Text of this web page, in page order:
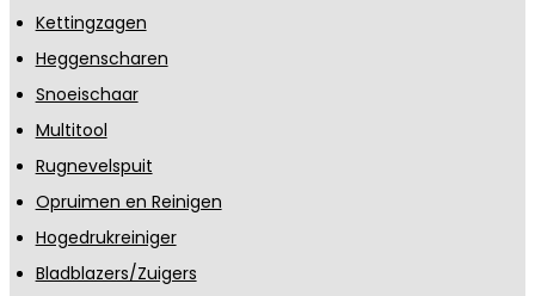
Kettingzagen
Heggenscharen
Snoeischaar
Multitool
Rugnevelspuit
Opruimen en Reinigen
Hogedrukreiniger
Bladblazers/Zuigers